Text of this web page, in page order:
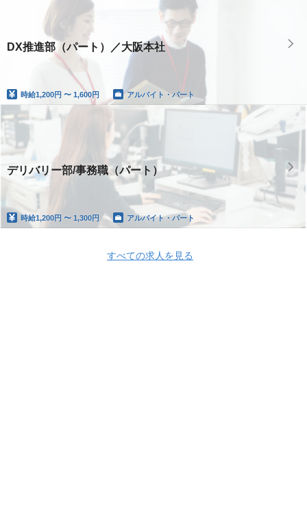
DX推進部（パート）／大阪本社
時給1,200円 〜 1,600円 アルバイト・パート
デリバリー部/事務職（パート）
時給1,200円 〜 1,300円 アルバイト・パート
すべての求人を見る